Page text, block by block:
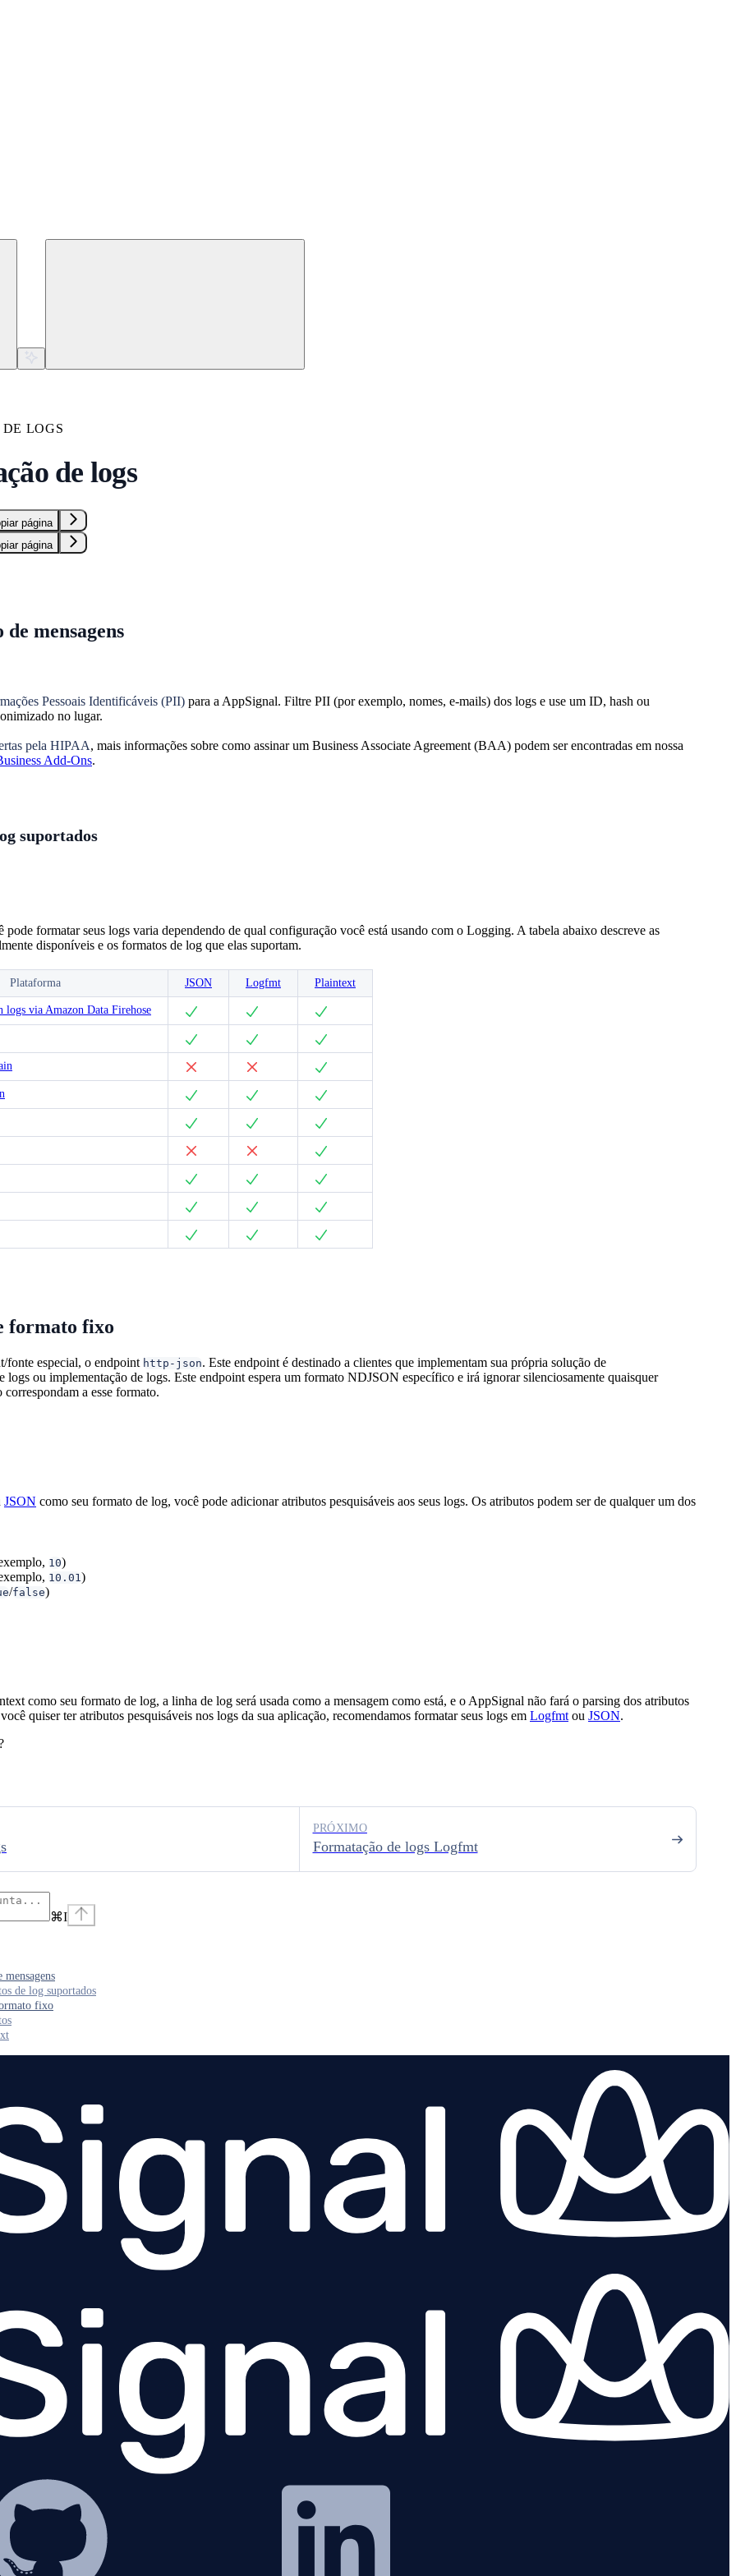
LOGS
de logs
página
página
mensagens
Pessoais Identificáveis (PII) para a AppSignal. Filtre PII (por exemplo, nomes, e-mails) dos logs e use um ID, hash ou
no lugar.
pela HIPAA, mais informações sobre como assinar um Business Associate Agreement (BAA) podem ser encontradas em nossa
Add-Ons.
suportados
pode formatar seus logs varia dependendo de qual configuração você está usando com o Logging. A tabela abaixo descreve as
disponíveis e os formatos de log que elas suportam.
Plataforma JSON Logfmt Plaintext
logs via Amazon Data Firehose
formato fixo
fonte especial, o endpoint http-json. Este endpoint é destinado a clientes que implementam sua própria solução de
logs ou implementação de logs. Este endpoint espera um formato NDJSON específico e irá ignorar silenciosamente quaisquer
correspondam a esse formato.
JSON como seu formato de log, você pode adicionar atributos pesquisáveis aos seus logs. Os atributos podem ser de qualquer um dos
10)
10.01)
/false)
como seu formato de log, a linha de log será usada como a mensagem como está, e o AppSignal não fará o parsing dos atributos
quiser ter atributos pesquisáveis nos logs da sua aplicação, recomendamos formatar seus logs em Logfmt ou JSON.
Formatação de logs Logfmt
PRÓXIMO
⌘I
mensagens
de log suportados
fixo